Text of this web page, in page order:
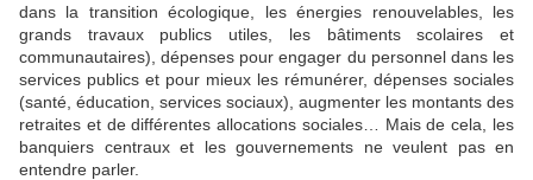
dans la transition écologique, les énergies renouvelables, les
grands travaux publics utiles, les bâtiments scolaires et
communautaires), dépenses pour engager du personnel dans les
services publics et pour mieux les rémunérer, dépenses sociales
(santé, éducation, services sociaux), augmenter les montants des
retraites et de différentes allocations sociales… Mais de cela, les
banquiers centraux et les gouvernements ne veulent pas en
entendre parler.